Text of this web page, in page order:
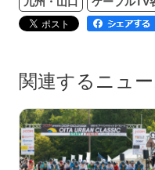
関連するニュ